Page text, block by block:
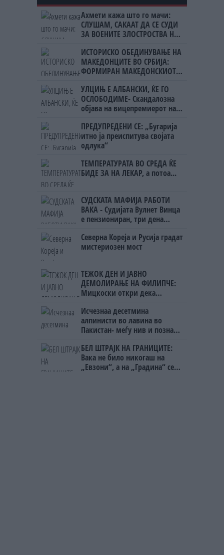
Ахмети кажа што го мачи:
СЛУШАМ, САКААТ ДА СЕ СУДИ
ЗА ВОЕНИТЕ ЗЛОСТРОСТВА НА
ИСТОРИСКО ОБЕДИНУВАЊЕ НА
МАКЕДОНЦИТЕ ВО СРБИЈА:
ФОРМИРАН МАКЕДОНСКИОТ
УЛЦИЊ Е АЛБАНСКИ, ЌЕ ГО
ОСЛОБОДИМЕ- Скандалозна
објава на вицепремиерот на
ПРЕДУПРЕДЕНИ СЕ: „Бугарија
итно ја преиспитува својата
одлука“
ТЕМПЕРАТУРАТА ВО СРЕДА ЌЕ
БИДЕ ЗА НА ЛЕКАР, а потоа...
СУДСКАТА МАФИЈА РАБОТИ
ВАКА - Судијата Вулнет Винца
е пензиониран, три дена
на бизнисменот Марковски
Северна Кореја и Русија градат
мистериозен мост
ТЕЖОК ДЕН И ЈАВНО
ДЕМОЛИРАЊЕ НА ФИЛИПЧЕ:
Мицкоски откри дека
ништо, освен за кеш
Исчезнаа десетмина
алпинисти во лавина во
Пакистан- меѓу нив и познат
БЕЛ ШТРАЈК НА ГРАНИЦИТЕ:
Вака не било никогаш на
„Евзони“, а на „Градина“ се